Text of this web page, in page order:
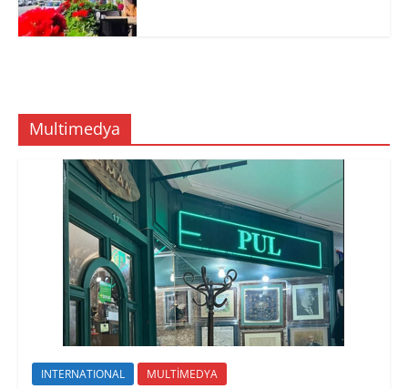
Multimedya
INTERNATIONAL MULTİMEDYA